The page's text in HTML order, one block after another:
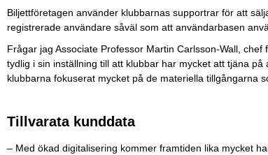
Biljettföretagen använder klubbarnas supportrar för att
registrerade användare såväl som att användarbasen
Frågar jag Associate Professor Martin Carlsson-Wall,
tydlig i sin inställning till att klubbar har mycket att tjäna
klubbarna fokuserat mycket på de materiella tillgångarna
Tillvarata kunddata
– Med ökad digitalisering kommer framtiden lika mycket